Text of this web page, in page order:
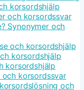
korsordshjälp
och korsordssvar
Synonymer och
och korsordshjälp
korsordshjälp
korsordshjälp
korsordssvar
och